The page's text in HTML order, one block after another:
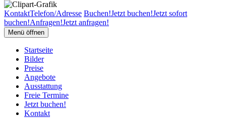
KontaktTelefon/Adresse Buchen!Jetzt buchen!Jetzt sofort
buchen!Anfragen!Jetzt anfragen!
Menü öffnen
Startseite
Bilder
Preise
Angebote
Ausstattung
Freie Termine
Jetzt buchen!
Kontakt